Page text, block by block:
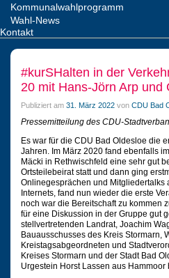
Kommunalwahlprogramm
Wahl-News
Kontakt
#kurSHalten in der
20 mit Hans-Jörn Arp und
Publiziert am 31. März 2022 von CDU Bad
Pressemitteilung des CDU-
Es war für die CDU Bad Oldesloe die
Jahren. Im März 2020 fand ebenfalls
Mäcki in Rethwischfeld eine sehr gut
Ortsteilebeirat statt und dann ging
Onlinegesprächen und Mitgliedertalks
Internets, fand nun wieder die erste
noch war die Bereitschaft zu kommen
für eine Diskussion in der Gruppe gut
stellvertretenden Landrat, Joachim
Bauausschusses des Kreis Stormarn,
Kreistagsabgeordneten und
Kreises Stormarn und der Stadt Bad
Urgestein Horst Lassen aus